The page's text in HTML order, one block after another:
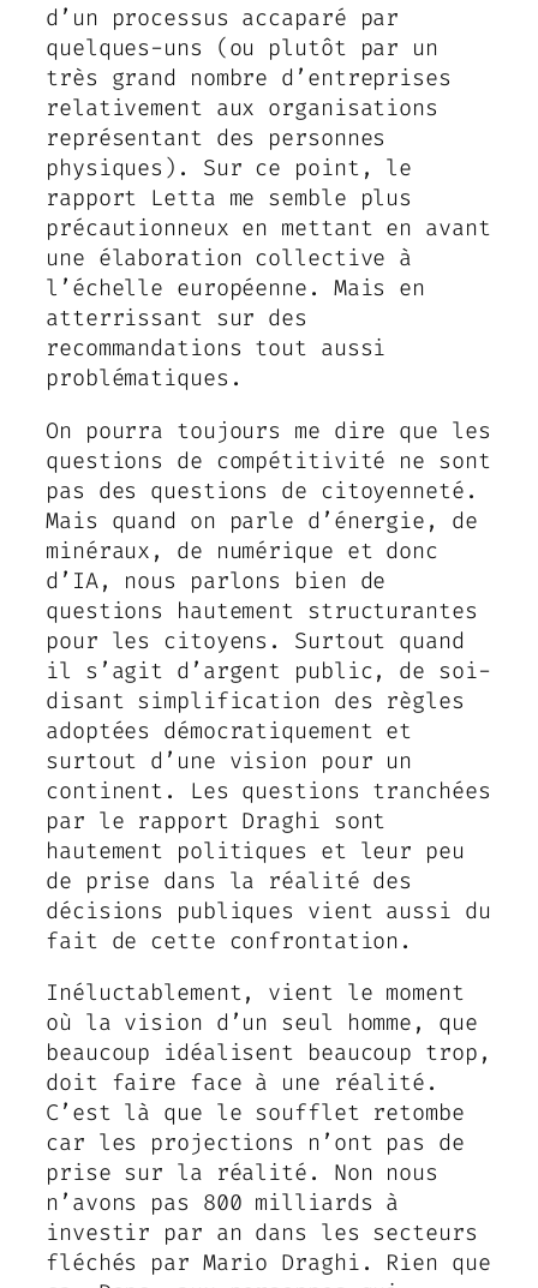
d’un processus accaparé par
quelques-uns (ou plutôt par un
très grand nombre d’entreprises
relativement aux organisations
représentant des personnes
physiques). Sur ce point, le
rapport Letta me semble plus
précautionneux en mettant en avant
une élaboration collective à
l’échelle européenne. Mais en
atterrissant sur des
recommandations tout aussi
problématiques.
On pourra toujours me dire que les
questions de compétitivité ne sont
pas des questions de citoyenneté.
Mais quand on parle d’énergie, de
minéraux, de numérique et donc
d’IA, nous parlons bien de
questions hautement structurantes
pour les citoyens. Surtout quand
il s’agit d’argent public, de soi-
disant simplification des règles
adoptées démocratiquement et
surtout d’une vision pour un
continent. Les questions tranchées
par le rapport Draghi sont
hautement politiques et leur peu
de prise dans la réalité des
décisions publiques vient aussi du
fait de cette confrontation.
Inéluctablement, vient le moment
où la vision d’un seul homme, que
beaucoup idéalisent beaucoup trop,
doit faire face à une réalité.
C’est là que le soufflet retombe
car les projections n’ont pas de
prise sur la réalité. Non nous
n’avons pas 800 milliards à
investir par an dans les secteurs
fléchés par Mario Draghi. Rien que